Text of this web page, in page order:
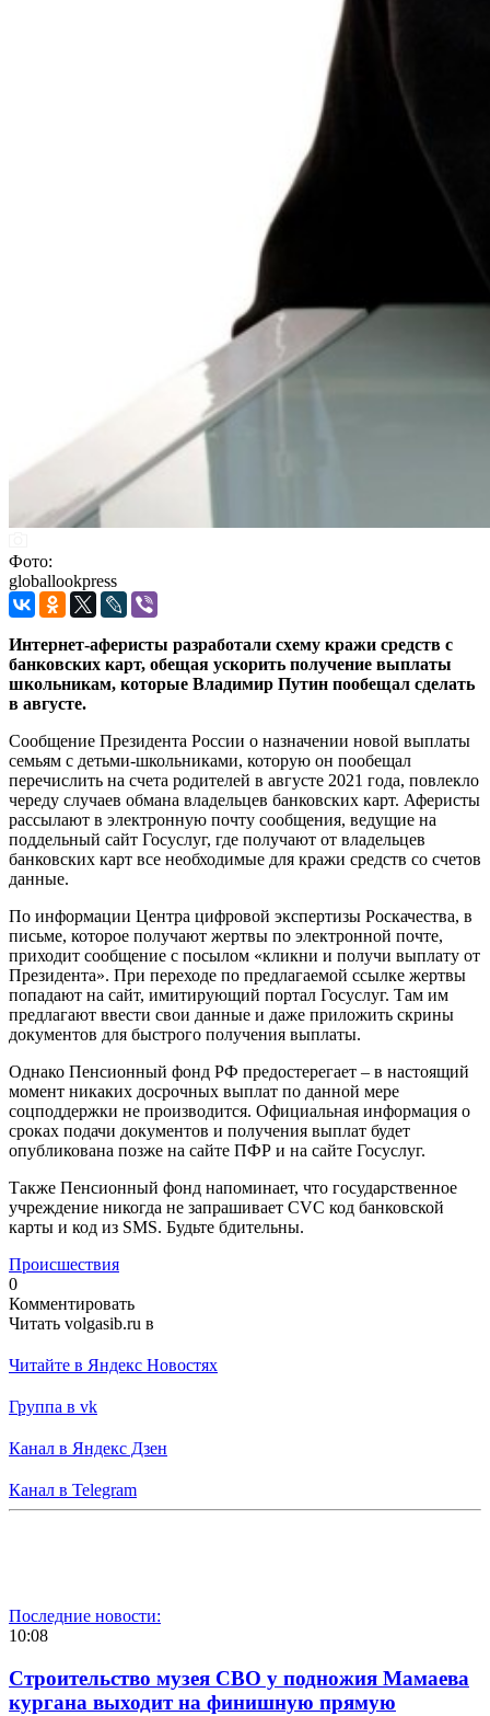
Фото:
globallookpress
Интернет-аферисты разработали схему кражи средств с
банковских карт, обещая ускорить получение выплаты
школьникам, которые Владимир Путин пообещал сделать
в августе.
Сообщение Президента России о назначении новой выплаты
семьям с детьми-школьниками, которую он пообещал
перечислить на счета родителей в августе 2021 года, повлекло
череду случаев обмана владельцев банковских карт. Аферисты
рассылают в электронную почту сообщения, ведущие на
поддельный сайт Госуслуг, где получают от владельцев
банковских карт все необходимые для кражи средств со счетов
данные.
По информации Центра цифровой экспертизы Роскачества, в
письме, которое получают жертвы по электронной почте,
приходит сообщение с посылом «кликни и получи выплату от
Президента». При переходе по предлагаемой ссылке жертвы
попадают на сайт, имитирующий портал Госуслуг. Там им
предлагают ввести свои данные и даже приложить скрины
документов для быстрого получения выплаты.
Однако Пенсионный фонд РФ предостерегает – в настоящий
момент никаких досрочных выплат по данной мере
соцподдержки не производится. Официальная информация о
сроках подачи документов и получения выплат будет
опубликована позже на сайте ПФР и на сайте Госуслуг.
Также Пенсионный фонд напоминает, что государственное
учреждение никогда не запрашивает CVC код банковской
карты и код из SMS. Будьте бдительны.
Происшествия
0
Комментировать
Читать volgasib.ru в
Читайте в Яндекс Новостях
Группа в vk
Канал в Яндекс Дзен
Канал в Telegram
Последние новости:
10:08
Строительство музея СВО у подножия Мамаева
кургана выходит на финишную прямую